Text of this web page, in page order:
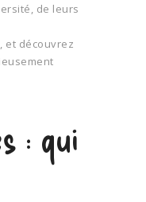
de leurs
et découvrez
: qui